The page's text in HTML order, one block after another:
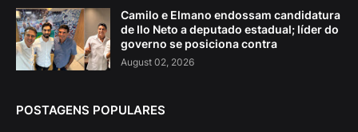
Camilo e Elmano endossam candidatura
de Ilo Neto a deputado estadual; líder do
governo se posiciona contra
August 02, 2026
POSTAGENS POPULARES